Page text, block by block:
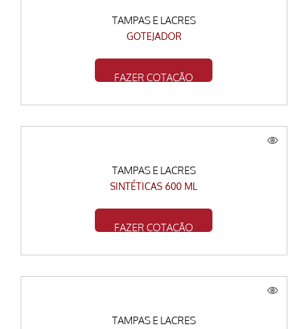
TAMPAS E LACRES
GOTEJADOR
FAZER COTAÇÃO
TAMPAS E LACRES
SINTÉTICAS 600 ML
FAZER COTAÇÃO
TAMPAS E LACRES